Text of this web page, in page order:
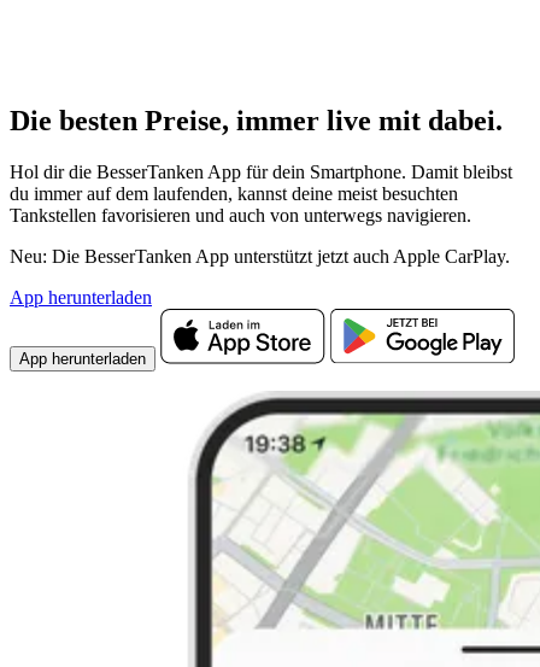
Die besten Preise, immer live mit dabei.
Hol dir die BesserTanken App für dein Smartphone. Damit bleibst
du immer auf dem laufenden, kannst deine meist besuchten
Tankstellen favorisieren und auch von unterwegs navigieren.
Neu: Die BesserTanken App unterstützt jetzt auch Apple CarPlay.
App herunterladen
App herunterladen